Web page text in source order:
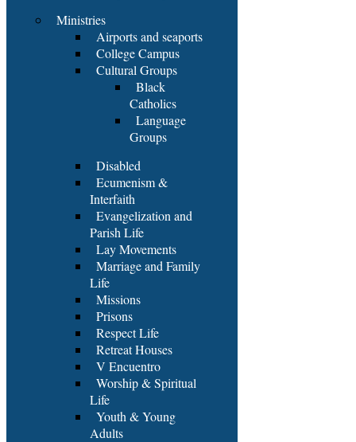
Ministries
Airports and seaports
College Campus
Cultural Groups
Black
Catholics
Language
Groups
Disabled
Ecumenism &
Interfaith
Evangelization and
Parish Life
Lay Movements
Marriage and Family
Life
Missions
Prisons
Respect Life
Retreat Houses
V Encuentro
Worship & Spiritual
Life
Youth & Young
Adults